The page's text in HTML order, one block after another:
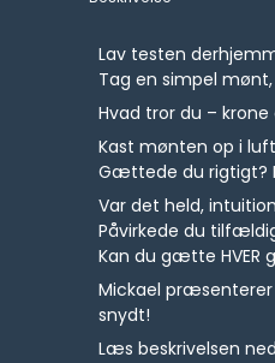
Lav testen
Tag en simpel
Hvad tror du – krone
Kast mønten op i
Gættede du rigtigt?
Var det held,
Påvirkede du
Kan du gætte HVER
Mickael præsenterer
snydt!
Læs beskrivelsen